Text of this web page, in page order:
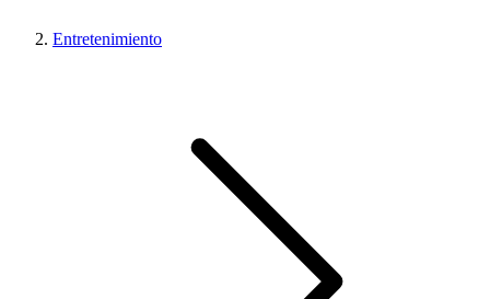
Entretenimiento